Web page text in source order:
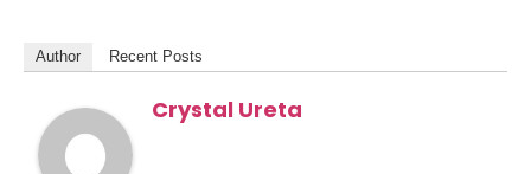
Author Recent Posts
Crystal Ureta